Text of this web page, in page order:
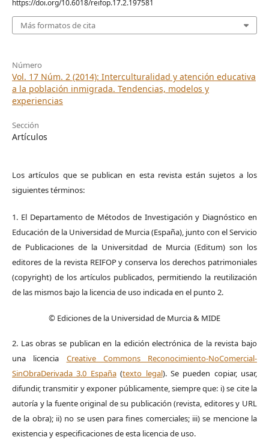
https://doi.org/10.6018/reifop.17.2.197581
Más formatos de cita
Número
Vol. 17 Núm. 2 (2014): Interculturalidad y atención educativa
a la población inmigrada. Tendencias, modelos y
experiencias
Sección
Artículos
Los artículos que se publican en esta revista están sujetos a los
siguientes términos:
1. El Departamento de Métodos de Investigación y Diagnóstico en
Educación de la Universidad de Murcia (España), junto con el Servicio
de Publicaciones de la Universitdad de Murcia (Editum) son los
editores de la revista REIFOP y conserva los derechos patrimoniales
(copyright) de los artículos publicados, permitiendo la reutilización
de las mismos bajo la licencia de uso indicada en el punto 2.
© Ediciones de la Universidad de Murcia & MIDE
2. Las obras se publican en la edición electrónica de la revista bajo
una licencia Creative Commons Reconocimiento-NoComercial-
SinObraDerivada 3.0 España(texto legal). Se pueden copiar, usar,
difundir, transmitir y exponer públicamente, siempre que: i) se cite la
autoría y la fuente original de su publicación (revista, editores y URL
de la obra); ii) no se usen para fines comerciales; iii) se mencione la
existencia y especificaciones de esta licencia de uso.